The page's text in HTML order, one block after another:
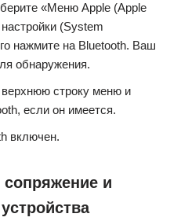
«Меню Apple (Apple
(System
нажмите на Bluetooth. Ваш
обнаружения.
строку меню и
если он имеется.
включен.
и